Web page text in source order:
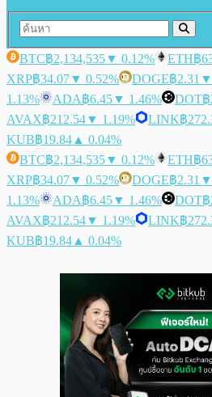
BTC฿2,134,535▼ 0.12% ETH฿
XRP฿34.07▼ 0.52% DOGE฿2.31 ▼
1.13%
ADA฿6.45▼ 1.46% DOT฿
AVAX฿212.54▼ 1.19% LINK฿
KUB฿19.84 ▲ 0.04%
BTC฿2,134,535▼ 0.12% ETH฿
XRP฿34.07▼ 0.52% DOGE฿2.31 ▼
1.13%
ADA฿6.45▼ 1.46% DOT฿
AVAX฿212.54▼ 1.19% LINK฿
KUB฿19.84 ▲ 0.04%